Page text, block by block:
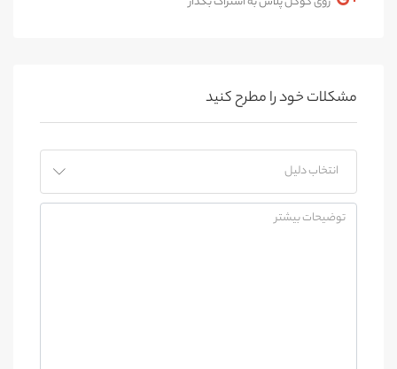
مشکلات خود را مطرح کنید